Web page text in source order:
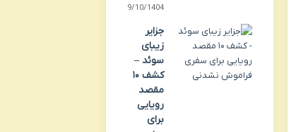
09/10/1404
جزایر
زیبای
سوئد –
کشف ۱۰
مقصد
رویایی
برای